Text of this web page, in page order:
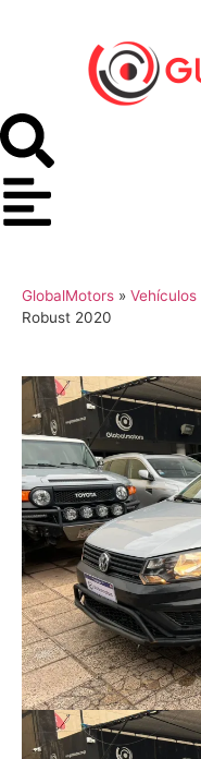
GlobalMotors » Vehículos
Robust 2020